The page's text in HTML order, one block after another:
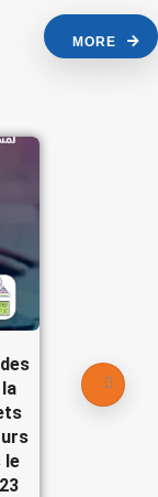
MORE
le